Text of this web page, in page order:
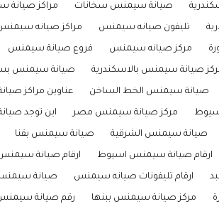
صيانة سيمنس سخانات مراكز صيانة
تليفون صيانه سيمنس مراكز صيانه سيمنس
مركز صيانه سيمنس فروع صيانة سيمنس
صيانة سيمنس بالاسكندرية صيانة سيمنس
صيانة سيمنس الخط الساخن عناوين مراكز
مركز صيانة سيمنس مصر اين توجد
صيانة سيمنس الشرقية صيانة سيمنس بقنا
ارقام صيانة سيمنس اسيوط ارقام صيانة
ارقام تليفونات صيانه سيمنس صيانة
مركز صيانة سيمنس ببنها رقم صيانة